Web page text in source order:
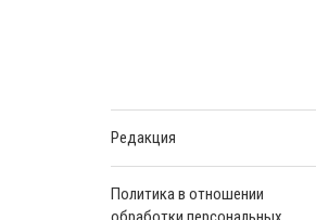
Редакция
Политика в отношении